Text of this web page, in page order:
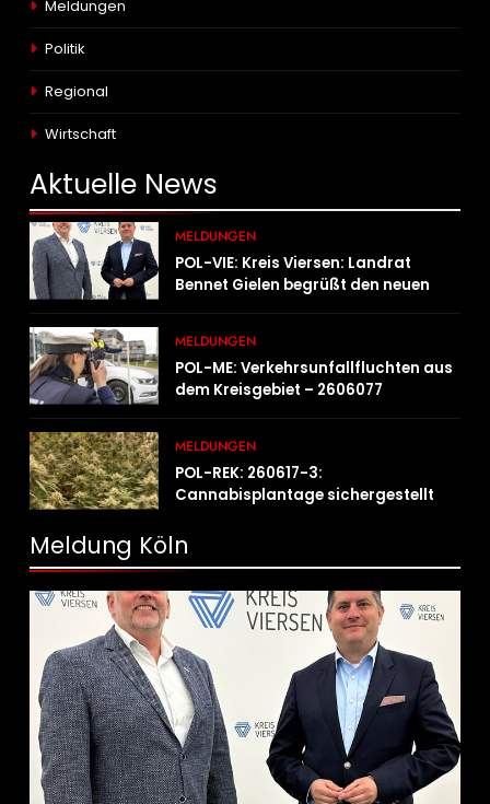
Meldungen
Politik
Regional
Wirtschaft
Aktuelle News
MELDUNGEN
POL-VIE: Kreis Viersen: Landrat
Bennet Gielen begrüßt den neuen
MELDUNGEN
POL-ME: Verkehrsunfallfluchten aus
dem Kreisgebiet – 2606077
MELDUNGEN
POL-REK: 260617-3:
Cannabisplantage sichergestellt
Meldung Köln